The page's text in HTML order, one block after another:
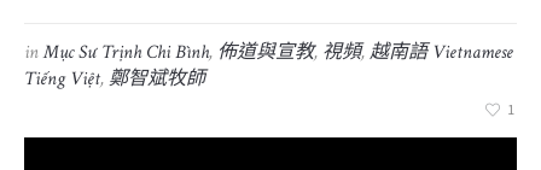
inMục Sư Trịnh Chi Bình, 佈道與宣教, 視頻,越南語 Vietnamese
Tiếng Việt,鄭智斌牧師
1